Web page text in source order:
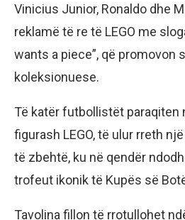
Vinicius Junior, Ronaldo dhe
reklamë të re të LEGO me
wants a piece”, që promovon
koleksionuese.
Të katër futbollistët paraqiten
figurash LEGO, të ulur rreth
të zbehtë, ku në qendër
trofeut ikonik të Kupës së
Tavolina fillon të rrotullohet